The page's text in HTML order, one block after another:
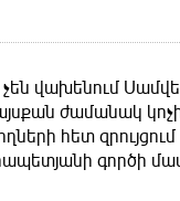
վախենում
ժամանակ
հետ
գործի